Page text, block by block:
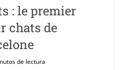
: le premier
chats de
de lectura